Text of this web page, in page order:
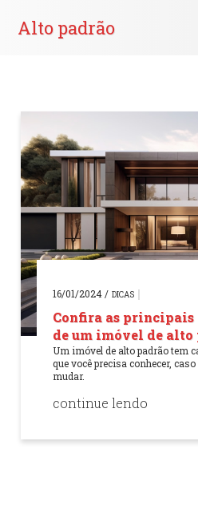
Alto padrão
16/01/2024 / DICAS
Confira as
de um imóvel de alto
Um imóvel de alto padrão tem
que você precisa conhecer,
mudar.
continue lendo